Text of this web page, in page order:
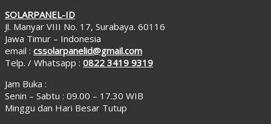
SOLARPANEL-ID
Jl. Manyar VIII No. 17, Surabaya. 60116
Jawa Timur – Indonesia
email : cssolarpanelid@gmail.com
Telp. / Whatsapp : 0822 3419 9319
Jam Buka :
Senin – Sabtu : 09.00 – 17.30 WIB
Minggu dan Hari Besar Tutup